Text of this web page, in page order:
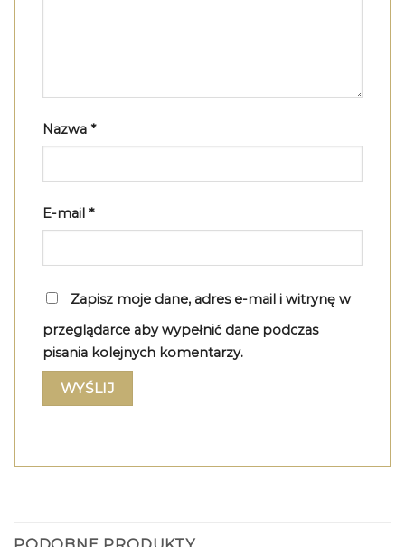
Nazwa *
E-mail *
Zapisz moje dane, adres e-mail i witrynę w
przeglądarce aby wypełnić dane podczas
pisania kolejnych komentarzy.